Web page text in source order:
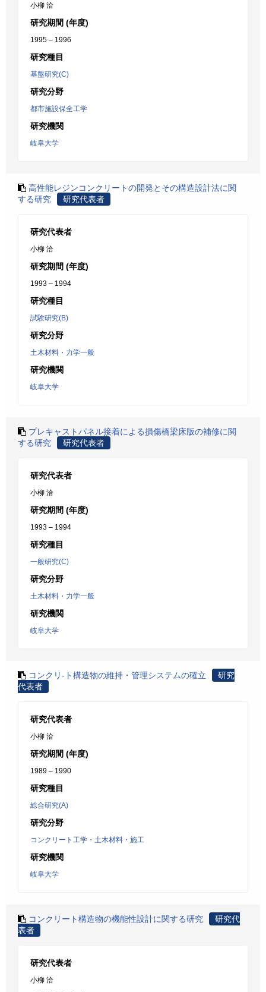
小柳 洽
研究期間 (年度)
1995 – 1996
研究種目
基盤研究(C)
研究分野
都市施設保全工学
研究機関
岐阜大学
高性能レジンコンクリートの開発とその構造設計法に関
する研究
研究代表者
研究代表者
小柳 洽
研究期間 (年度)
1993 – 1994
研究種目
試験研究(B)
研究分野
土木材料・力学一般
研究機関
岐阜大学
プレキャストパネル接着による損傷橋梁床版の補修に関
する研究
研究代表者
研究代表者
小柳 洽
研究期間 (年度)
1993 – 1994
研究種目
一般研究(C)
研究分野
土木材料・力学一般
研究機関
岐阜大学
コンクリ-ト構造物の維持・管理システムの確立
研究
代表者
研究代表者
小柳 洽
研究期間 (年度)
1989 – 1990
研究種目
総合研究(A)
研究分野
コンクリート工学・土木材料・施工
研究機関
岐阜大学
コンクリート構造物の機能性設計に関する研究
研究代
表者
研究代表者
小柳 洽